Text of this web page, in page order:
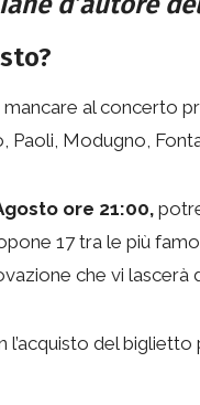
al concerto
Paoli, Modugno,
ore 21:00,
17 tra le più
che vi lascerà
l’acquisto del biglietto